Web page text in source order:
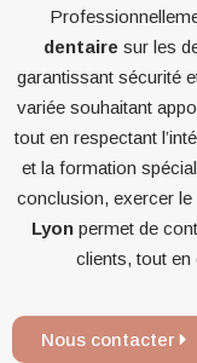
dentaire sur les
garantissant sécurité
variée souhaitant
tout en respectant
et la formation
conclusion, exercer le
Lyonpermet de
clients, tout en
Nous contacter